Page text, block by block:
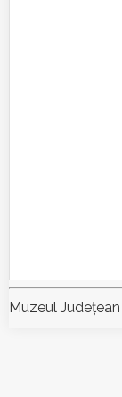
Muzeul